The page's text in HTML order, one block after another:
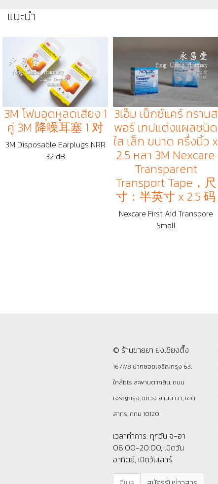
แนะนำ
3M โฟมอุดหูลดเสียง 1
คู่ 3M 降噪耳塞 1 对
3M Disposable Earplugs NRR
32 dB
3เอ็ม เน็กซ์แคร์ ทรานส
พอร์ เทปแต่งแผลชนิด
ใส เล็ก ขนาด ครึ่งนิ้ว x
2.5 หลา 3M Nexcare
Transparent
Transport Tape，尺
寸：半英寸 x 2.5 码
Nexcare First Aid Transpore
Small
© ร้านขายยา ย่งเชียงตึ๊ง
1677/8 ปากซอยเจริญกรุง 63,
ใกล้bts สะพานตากสิน, ถนน
เจริญกรุง, แขวง ยานนาวา, เขต
สาทร, กทม 10120
เวลาทำการ: ทุกวัน จ-อา
08:00-20:00, เปิดวัน
อาทิตย์, เปิดวันเสาร์